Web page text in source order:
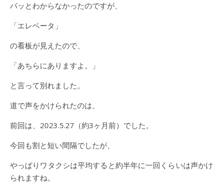
パッとわからなかったのですが、
「エレベータ」
の看板が見えたので、
「あちらにありますよ。」
と言って別れました。
道で声をかけられたのは、
前回は、2023.5.27（約3ヶ月前）でした。
今回も割と短い間隔でしたが、
やっぱりワタクシは平均すると約半年に一回くらいは声かけ
られますね。